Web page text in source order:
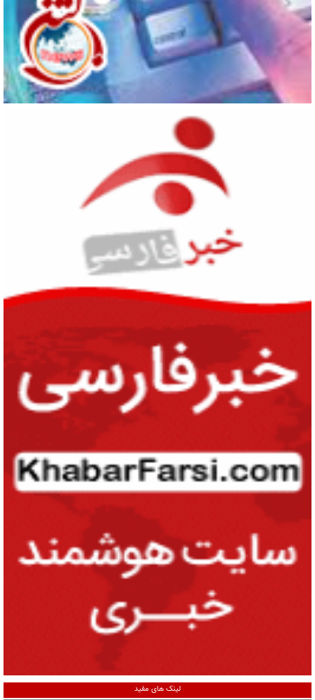
لینک های مفید